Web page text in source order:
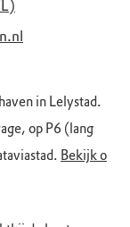
in Lelystad.
op P6 (lang
Bekijk o